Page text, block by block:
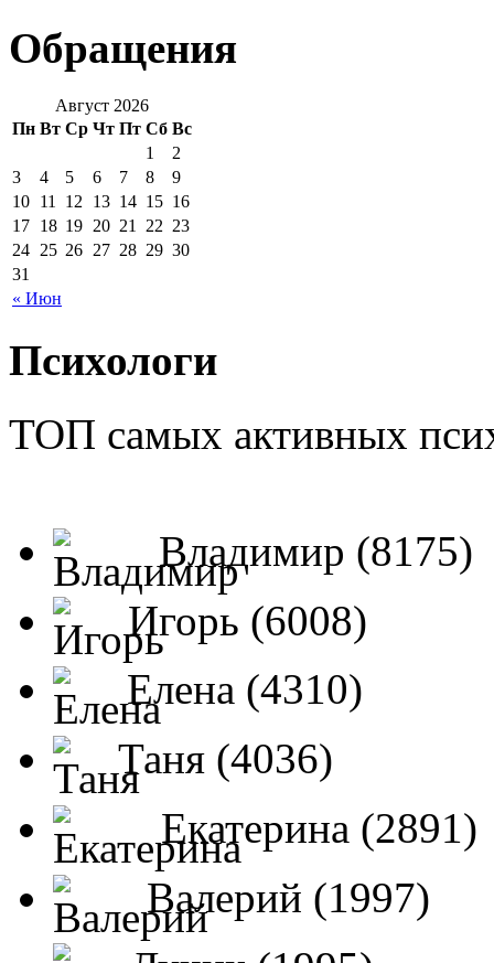
Обращения
Август 2026
Пн Вт Ср Чт Пт Сб Вс
« Июн
1
2
3
4 5 6 7 8
9
10 11 12 13 14 15 16
17 18 19 20 21 22 23
24 25 26 27 28 29 30
31
Психологи
ТОП самых активных
Владимир (8175)
Игорь (6008)
Елена (4310)
Таня (4036)
Екатерина (2891)
Валерий (1997)